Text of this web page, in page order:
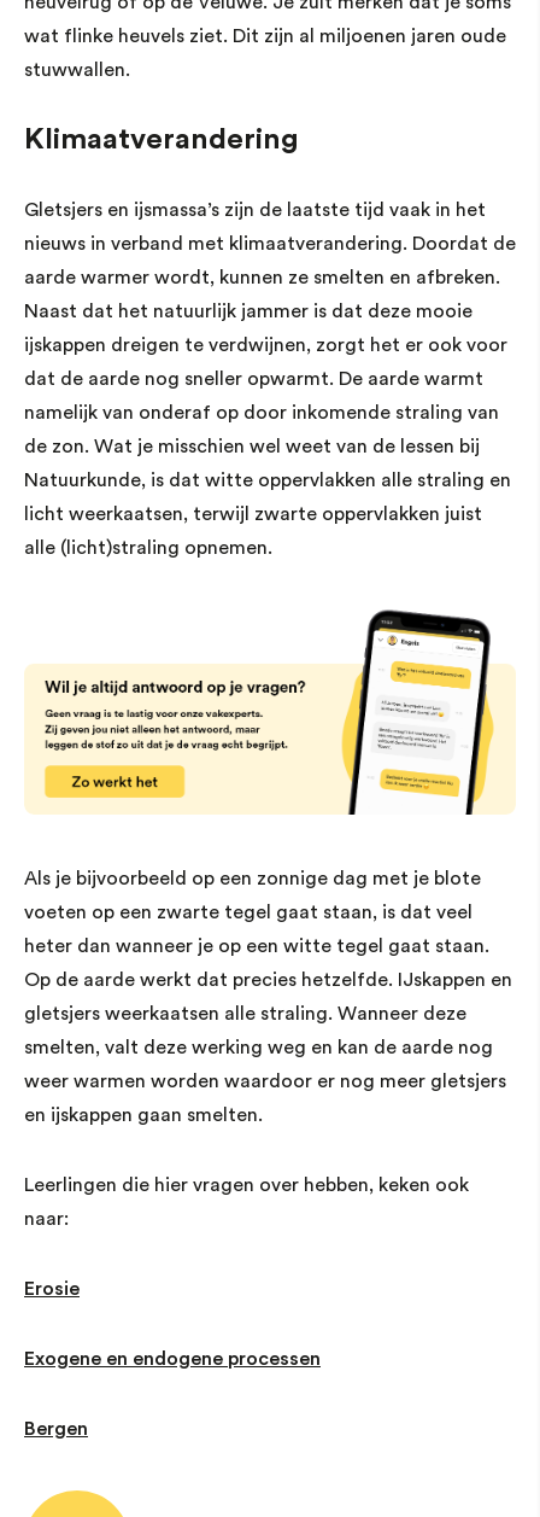
wat flinke heuvels ziet. Dit zijn al miljoenen jaren oude
stuwwallen.
Klimaatverandering
Gletsjers en ijsmassa’s zijn de laatste tijd vaak in het
nieuws in verband met klimaatverandering. Doordat de
aarde warmer wordt, kunnen ze smelten en afbreken.
Naast dat het natuurlijk jammer is dat deze mooie
ijskappen dreigen te verdwijnen, zorgt het er ook voor
dat de aarde nog sneller opwarmt. De aarde warmt
namelijk van onderaf op door inkomende straling van
de zon. Wat je misschien wel weet van de lessen bij
Natuurkunde, is dat witte oppervlakken alle straling en
licht weerkaatsen, terwijl zwarte oppervlakken juist
alle (licht)straling opnemen.
Als je bijvoorbeeld op een zonnige dag met je blote
voeten op een zwarte tegel gaat staan, is dat veel
heter dan wanneer je op een witte tegel gaat staan.
Op de aarde werkt dat precies hetzelfde. IJskappen en
gletsjers weerkaatsen alle straling. Wanneer deze
smelten, valt deze werking weg en kan de aarde nog
weer warmen worden waardoor er nog meer gletsjers
en ijskappen gaan smelten.
Leerlingen die hier vragen over hebben, keken ook
naar:
Erosie
Exogene en endogene processen
Bergen